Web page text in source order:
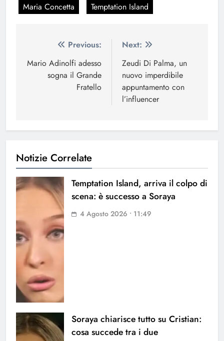
Maria Concetta Temptation Island
Navigazione
articoli
Previous:
Mario Adinolfi adesso
sogna il Grande
Fratello
Next:
Zeudi Di Palma, un
nuovo imperdibile
appuntamento con
l’influencer
Notizie Correlate
Temptation Island, arriva il colpo di
scena: è successo a Soraya
4 Agosto 2026 • 11:49
Soraya chiarisce tutto su Cristian:
cosa succede tra i due